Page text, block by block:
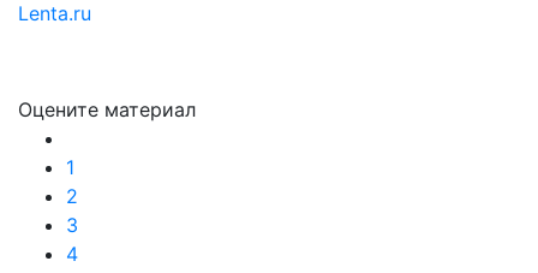
Lenta.ru
Оцените материал
1
2
3
4